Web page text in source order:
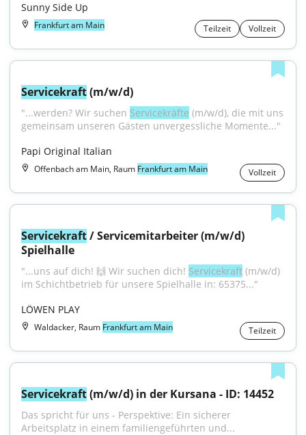
Sunny Side Up
Frankfurt am Main Teilzeit Vollzeit
Servicekraft (m/w/d)
"...werden? Wir suchen Servicekräfte (m/w/d), die mit uns
gemeinsam unseren Gästen unvergessliche Momente..."
Papi Original Italian
Offenbach am Main, Raum Frankfurt am Main Vollzeit
Servicekraft / Servicemitarbeiter (m/w/d)
Spielhalle
"...uns auf dich! 🙌 Wir suchen dich! Servicekraft (m/w/d)
im Schichtbetrieb für unsere Spielhalle in: 65375..."
LÖWEN PLAY
Waldacker, Raum Frankfurt am Main Teilzeit
Servicekraft (m/w/d) in der Kursana - ID: 14452
Das spricht für uns - Perspektive: Ein sicherer
Arbeitsplatz in einem familiengeführten und...